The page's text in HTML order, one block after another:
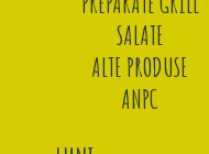
SALATE
ALTE PRODUSE
ANPC